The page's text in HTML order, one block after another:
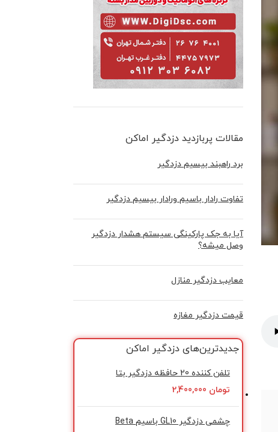
مقالات پربازدید دزدگیر اماکن
برد راهبند بیسیم دزدگیر
تفاوت رادار باسیم ورادار بیسیم دزدگیر
آیا به جک پارکینگی سیستم هشدار دزدگیر
وصل میشه؟
معایب دزدگیر منازل
قیمت دزدگیر مغازه
جدیدترین‌های دزدگیر اماکن
تلفن کننده 20 حافظه دزدگیر بتا
تومان
چشمی دزدگیر GL10 باسیم Beta